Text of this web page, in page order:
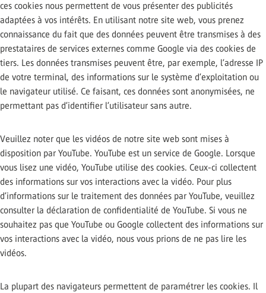
ces cookies nous permettent de vous présenter des publicités
adaptées à vos intérêts. En utilisant notre site web, vous prenez
connaissance du fait que des données peuvent être transmises à des
prestataires de services externes comme Google via des cookies de
tiers. Les données transmises peuvent être, par exemple, l’adresse IP
de votre terminal, des informations sur le système d’exploitation ou
le navigateur utilisé. Ce faisant, ces données sont anonymisées, ne
permettant pas d’identifier l’utilisateur sans autre.
Veuillez noter que les vidéos de notre site web sont mises à
disposition par YouTube. YouTube est un service de Google. Lorsque
vous lisez une vidéo, YouTube utilise des cookies. Ceux-ci collectent
des informations sur vos interactions avec la vidéo. Pour plus
d’informations sur le traitement des données par YouTube, veuillez
consulter la déclaration de confidentialité de YouTube. Si vous ne
souhaitez pas que YouTube ou Google collectent des informations sur
vos interactions avec la vidéo, nous vous prions de ne pas lire les
vidéos.
La plupart des navigateurs permettent de paramétrer les cookies. Il